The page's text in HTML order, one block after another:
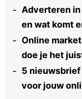
Adverteren
en wat komt
Online
doe je het
5
voor jouw